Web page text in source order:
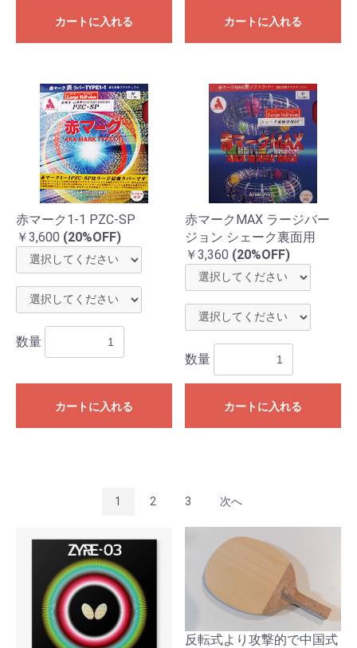
カートに入れる カートに入れる
赤マーク1-1 PZC-SP
￥3,600 (20%OFF)
数量
カートに入れる
赤マークMAX ラージバー
ジョン シェーク裏面用
￥3,360 (20%OFF)
数量
カートに入れる
1 2 3 次へ
反転式より攻撃的で中国式